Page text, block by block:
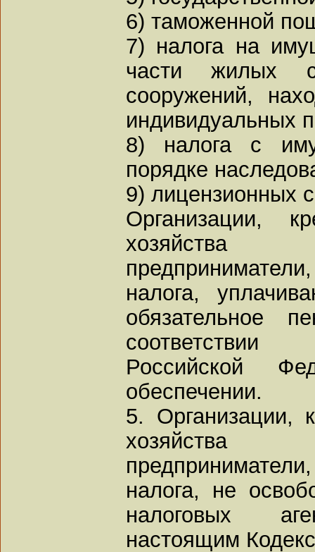
6) таможенной
7) налога на
части жилых
сооружений,
индивидуальных
8) налога с
порядке
9) лицензионных
Организации,
хозяйства
налога,
обязательное
Российской
обеспечении.
5. Организации,
хозяйства
налога, не
налоговых
настоящим